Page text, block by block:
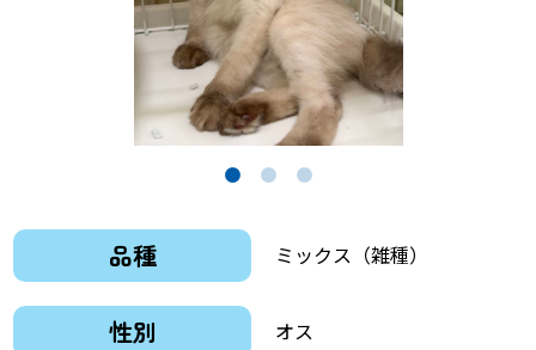
品種 ミックス（雑種）
性別 オス